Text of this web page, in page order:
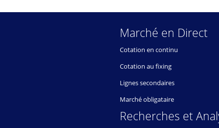
Marché en Direct
Cotation en continu
Cotation au fixing
Lignes secondaires
Marché obligataire
Recherches et